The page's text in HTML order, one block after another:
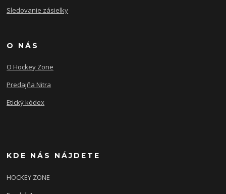
Sledovanie zásielky
O NÁS
O Hockey Zone
Predajňa Nitra
Etický kódex
KDE NÁS NÁJDETE
HOCKEY ZONE